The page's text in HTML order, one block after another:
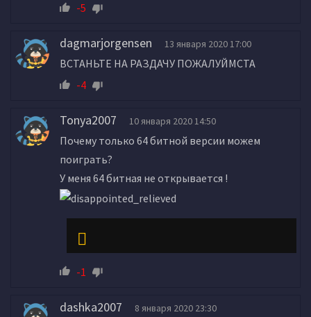
-5
dagmarjorgensen 13 января 2020 17:00
ВСТАНЬТЕ НА РАЗДАЧУ ПОЖАЛУЙМСТА
-4
Tonya2007 10 января 2020 14:50
Почему только 64 битной версии можем
поиграть?
У меня 64 битная не открывается !
-1
dashka2007 8 января 2020 23:30